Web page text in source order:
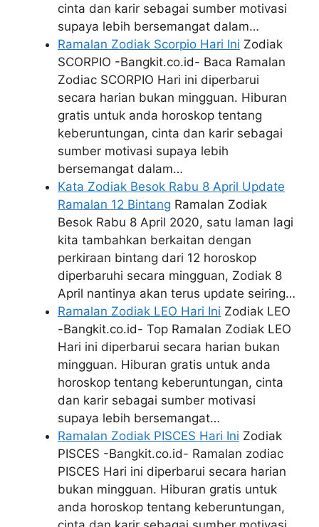
cinta dan karir sebagai sumber motivasi
supaya lebih bersemangat dalam…
Ramalan Zodiak Scorpio Hari Ini Zodiak
SCORPIO -Bangkit.co.id- Baca Ramalan
Zodiac SCORPIO Hari ini diperbarui
secara harian bukan mingguan. Hiburan
gratis untuk anda horoskop tentang
keberuntungan, cinta dan karir sebagai
sumber motivasi supaya lebih
bersemangat dalam…
Kata Zodiak Besok Rabu 8 April Update
Ramalan 12 Bintang Ramalan Zodiak
Besok Rabu 8 April 2020, satu laman lagi
kita tambahkan berkaitan dengan
perkiraan bintang dari 12 horoskop
diperbaruhi secara mingguan, Zodiak 8
April nantinya akan terus update seiring…
Ramalan Zodiak LEO Hari Ini Zodiak LEO
-Bangkit.co.id- Top Ramalan Zodiak LEO
Hari ini diperbarui secara harian bukan
mingguan. Hiburan gratis untuk anda
horoskop tentang keberuntungan, cinta
dan karir sebagai sumber motivasi
supaya lebih bersemangat…
Ramalan Zodiak PISCES Hari Ini Zodiak
PISCES -Bangkit.co.id- Ramalan zodiac
PISCES Hari ini diperbarui secara harian
bukan mingguan. Hiburan gratis untuk
anda horoskop tentang keberuntungan,